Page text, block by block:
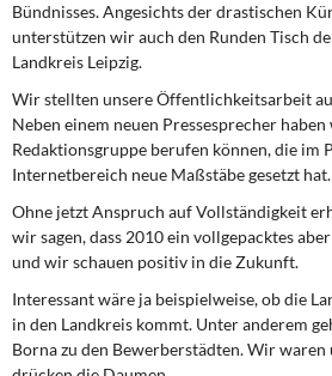
Bündnisses. Angesichts der drastischen
unterstützen wir auch den Runden Tisch
Landkreis Leipzig.
Wir stellten unsere Öffentlichkeitsarbeit
Neben einem neuen Pressesprecher
Redaktionsgruppe berufen können, die im
Internetbereich neue Maßstäbe gesetzt hat.
Ohne jetzt Anspruch auf Vollständigkeit
wir sagen, dass 2010 ein vollgepacktes
und wir schauen positiv in die Zukunft.
Interessant wäre ja beispielweise, ob die
in den Landkreis kommt. Unter anderem
Borna zu den Bewerberstädten. Wir